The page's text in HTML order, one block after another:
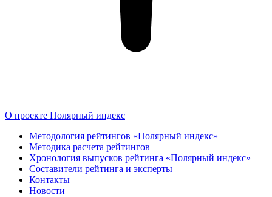
О проекте Полярный индекс
Методология рейтингов «Полярный индекс»
Методика расчета рейтингов
Хронология выпусков рейтинга «Полярный индекс»
Составители рейтинга и эксперты
Контакты
Новости